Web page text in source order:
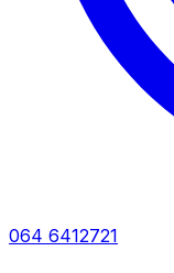
064 6412721